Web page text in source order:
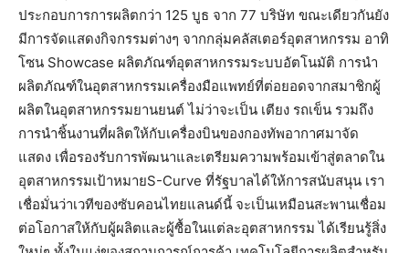
ประกอบการการผลิตกว่า 125 บูธ จาก 77 บริษัท ขณะเดียวกันยัง
มีการจัดแสดงกิจกรรมต่างๆ จากกลุ่มคลัสเตอร์อุตสาหกรรม อาทิ
โซน Showcase ผลิตภัณฑ์อุตสาหกรรมระบบอัตโนมัติ การนำ
ผลิตภัณฑ์ในอุตสาหกรรมเครื่องมือแพทย์ที่ต่อยอดจากสมาชิกผู้
ผลิตในอุตสาหกรรมยานยนต์ ไม่ว่าจะเป็น เตียง รถเข็น รวมถึง
การนำชิ้นงานที่ผลิตให้กับเครื่องบินของกองทัพอากาศมาจัด
แสดง เพื่อรองรับการพัฒนาและเตรียมความพร้อมเข้าสู่ตลาดใน
อุตสาหกรรมเป้าหมายS-Curve ที่รัฐบาลได้ให้การสนับสนุน เรา
เชื่อมั่นว่าเวทีของซับคอนไทยแลนด์นี้ จะเป็นเหมือนสะพานเชื่อม
ต่อโอกาสให้กับผู้ผลิตและผู้ซื้อในแต่ละอุตสาหกรรม ได้เรียนรู้สิ่ง